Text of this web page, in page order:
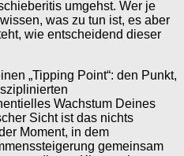
umgehst. Wer je
was zu tun ist, es aber
wie entscheidend dieser
„Tipping Point“: den Punkt,
Wachstum Deines
Sicht ist das nichts
Moment, in dem
gemeinsam